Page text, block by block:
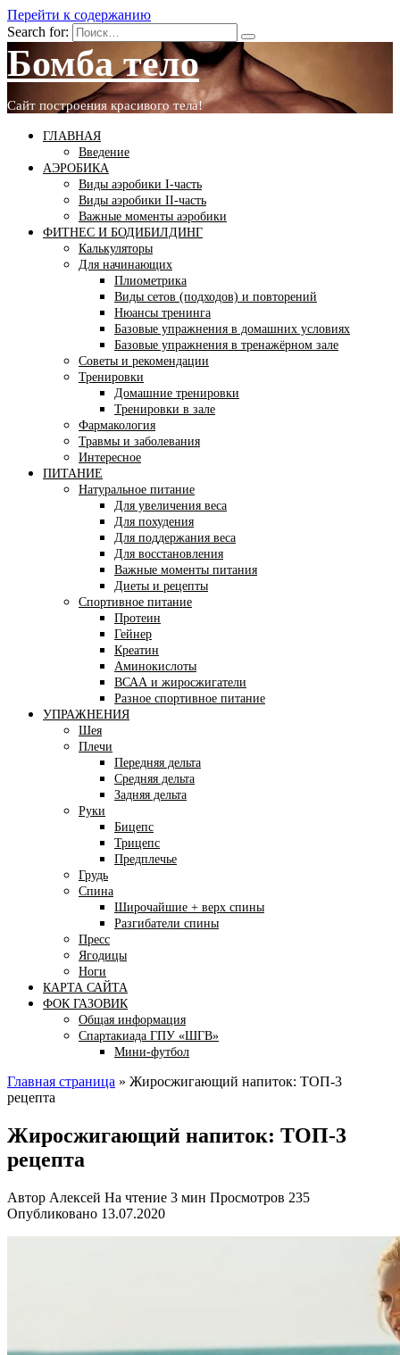
Перейти к содержанию
Search for:
Бомба тело
Сайт построения красивого тела!
ГЛАВНАЯ
Введение
АЭРОБИКА
Виды аэробики І-часть
Виды аэробики ІІ-часть
Важные моменты аэробики
ФИТНЕС И БОДИБИЛДИНГ
Калькуляторы
Для начинающих
Плиометрика
Виды сетов (подходов) и повторений
Нюансы тренинга
Базовые упражнения в домашних условиях
Базовые упражнения в тренажёрном зале
Советы и рекомендации
Тренировки
Домашние тренировки
Тренировки в зале
Фармакология
Травмы и заболевания
Интересное
ПИТАНИЕ
Натуральное питание
Для увеличения веса
Для похудения
Для поддержания веса
Для восстановления
Важные моменты питания
Диеты и рецепты
Спортивное питание
Протеин
Гейнер
Креатин
Аминокислоты
ВСАА и жиросжигатели
Разное спортивное питание
УПРАЖНЕНИЯ
Шея
Плечи
Передняя дельта
Средняя дельта
Задняя дельта
Руки
Бицепс
Трицепс
Предплечье
Грудь
Спина
Широчайшие + верх спины
Разгибатели спины
Пресс
Ягодицы
Ноги
КАРТА САЙТА
ФОК ГАЗОВИК
Общая информация
Спартакиада ГПУ «ШГВ»
Мини-футбол
Главная страница » Жиросжигающий напиток: ТОП-3
рецепта
Жиросжигающий напиток: ТОП-3
рецепта
Автор Алексей На чтение 3 мин Просмотров 235
Опубликовано 13.07.2020